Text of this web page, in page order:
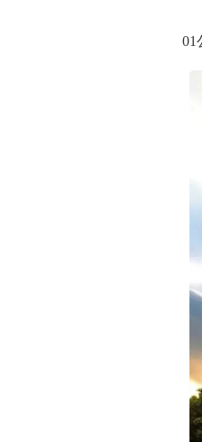
01